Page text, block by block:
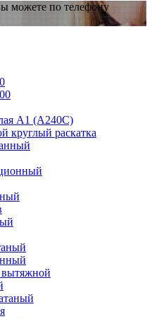
можете по телефону
А1 (А240C)
круглый раскатка
вытяжной